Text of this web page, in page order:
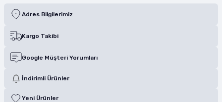
Adres Bilgilerimiz
Kargo Takibi
Google Müşteri Yorumları
İndirimli Ürünler
Yeni Ürünler